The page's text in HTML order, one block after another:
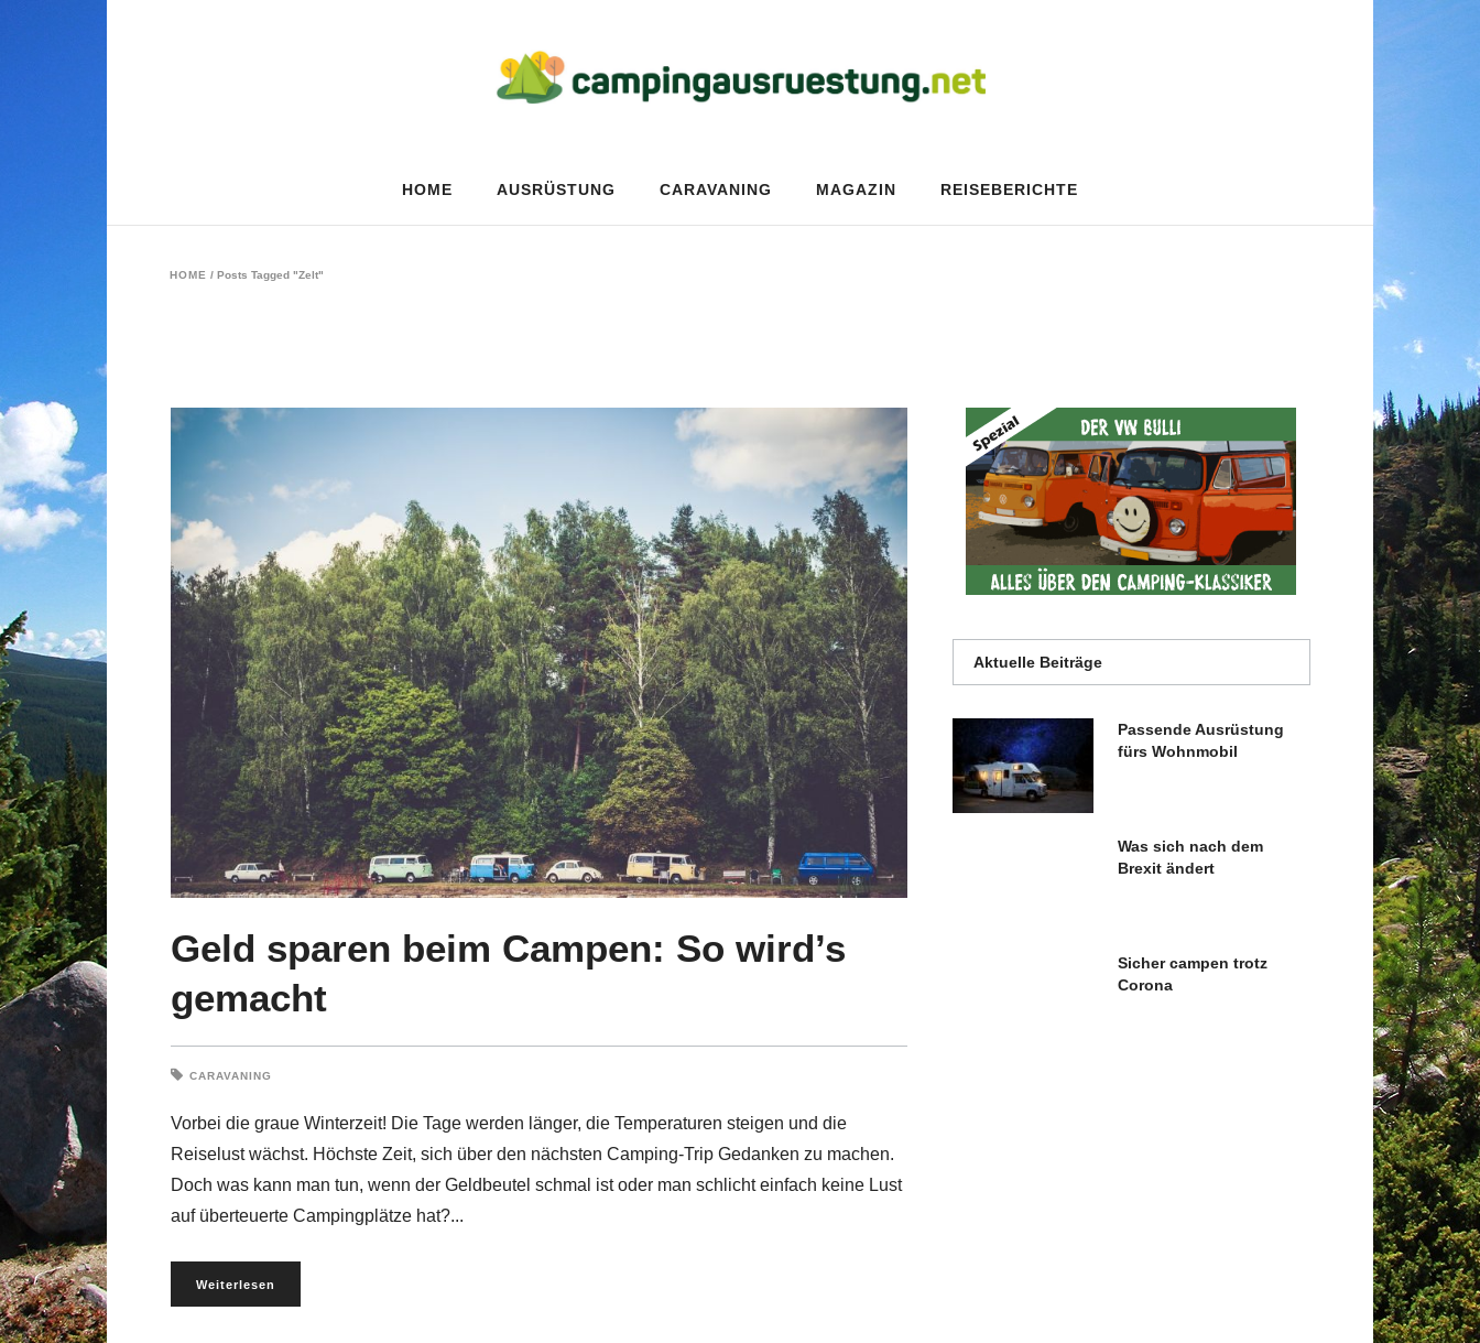
HOME AUSRÜSTUNG CARAVANING MAGAZIN REISEBERICHTE
HOME / Posts Tagged "Zelt"
Geld sparen beim Campen: So wird’s
gemacht
CARAVANING
Vorbei die graue Winterzeit! Die Tage werden länger, die Temperaturen steigen und die
Reiselust wächst. Höchste Zeit, sich über den nächsten Camping-Trip Gedanken zu machen.
Doch was kann man tun, wenn der Geldbeutel schmal ist oder man schlicht einfach keine Lust
auf überteuerte Campingplätze hat?
Weiterlesen
Aktuelle Beiträge
Passende Ausrüstung
fürs Wohnmobil
Was sich nach dem
Brexit ändert
Sicher campen trotz
Corona